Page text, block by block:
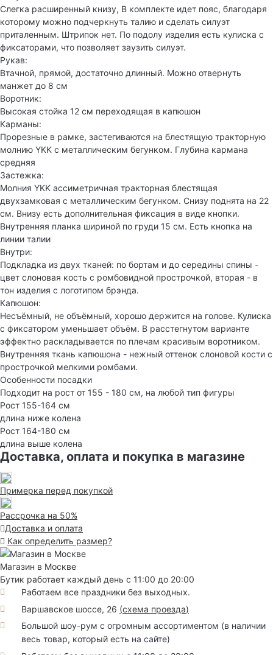
Слегка расширенный книзу, В комплекте идет пояс, благодаря
которому можно подчеркнуть талию и сделать силуэт
приталенным. Штрипок нет. По подолу изделия есть кулиска с
фиксаторами, что позволяет заузить силуэт.
Рукав:
Втачной, прямой, достаточно длинный. Можно отвернуть
манжет до 8 см
Воротник:
Высокая стойка 12 см переходящая в капюшон
Карманы:
Прорезные в рамке, застегиваются на блестящую тракторную
молнию YKK с металлическим бегунком. Глубина кармана
средняя
Застежка:
Молния YKK ассиметричная тракторная блестящая
двухзамковая с металлическим бегунком. Снизу поднята на 22
см. Внизу есть дополнительная фиксация в виде кнопки.
Внутренняя планка шириной по груди 15 см. Есть кнопка на
линии талии
Внутри:
Подкладка из двух тканей: по бортам и до середины спины -
цвет слоновая кость с ромбовидной прострочкой, вторая - в
тон изделия с логотипом брэнда.
Капюшон:
Несъёмный, не объёмный, хорошо держится на голове. Кулиска
с фиксатором уменьшает объём. В расстегнутом варианте
эффектно раскладывается по плечам красивым воротником.
Внутренняя ткань капюшона - нежный оттенок слоновой кости с
прострочкой мелкими ромбами.
Особенности посадки
Подходит на рост от 155 - 180 см, на любой тип фигуры
Рост 155-164 см
длина ниже колена
Рост 164-180 см
длина выше колена
Доставка, оплата и покупка в магазине
Примерка перед покупкой
Рассрочка на 50%
Доставка и оплата
Как определить размер?
Магазин в Москве
Бутик работает каждый день с 11:00 до 20:00
Работаем все праздники без выходных.
Варшавское шоссе, 26 (схема проезда)
Большой шоу-рум с огромным ассортиментом (в наличии
весь товар, который есть на сайте)